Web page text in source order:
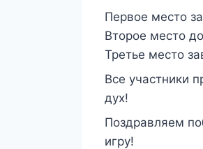
Первое место
Второе место
Третье место
Все участники
дух!
Поздравляем
игру!